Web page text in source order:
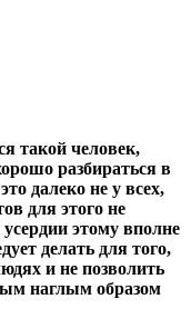
такой человек,
разбираться в
далеко не у всех,
для этого не
этому вполне
делать для того,
и не позволить
наглым образом